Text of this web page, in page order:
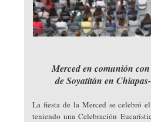
Merced en comunión
de Soyatitán en
La fiesta de la Merced se celebró
teniendo una Celebración